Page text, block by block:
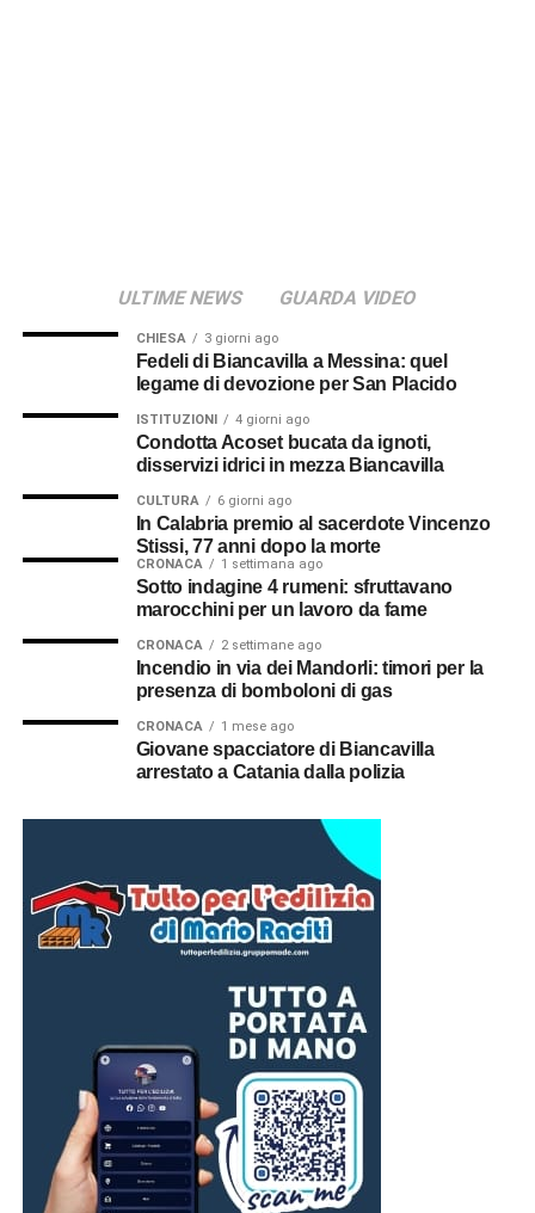
ULTIME NEWS GUARDA VIDEO
CHIESA 3 giorni ago
Fedeli di Biancavilla a Messina: quel
legame di devozione per San Placido
ISTITUZIONI 4 giorni ago
Condotta Acoset bucata da ignoti,
disservizi idrici in mezza Biancavilla
CULTURA 6 giorni ago
In Calabria premio al sacerdote Vincenzo
Stissi, 77 anni dopo la morte
CRONACA 1 settimana ago
Sotto indagine 4 rumeni: sfruttavano
marocchini per un lavoro da fame
CRONACA 2 settimane ago
Incendio in via dei Mandorli: timori per la
presenza di bomboloni di gas
CRONACA 1 mese ago
Giovane spacciatore di Biancavilla
arrestato a Catania dalla polizia